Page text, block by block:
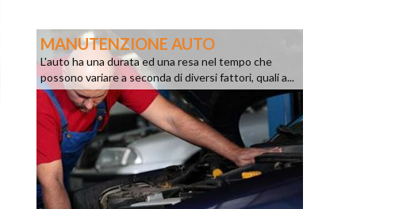
MANUTENZIONE AUTO
L'auto ha una durata ed una resa nel tempo che
possono variare a seconda di diversi fattori, quali a...